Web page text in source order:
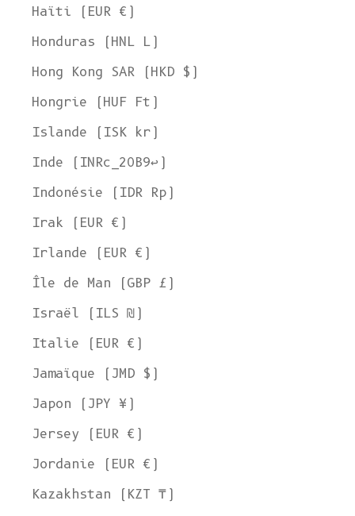
Haïti (EUR €)
Honduras (HNL L)
Hong Kong SAR (HKD $)
Hongrie (HUF Ft)
Islande (ISK kr)
Inde (INRc_20B9↩)
Indonésie (IDR Rp)
Irak (EUR €)
Irlande (EUR €)
Île de Man (GBP £)
Israël (ILS ₪)
Italie (EUR €)
Jamaïque (JMD $)
Japon (JPY ¥)
Jersey (EUR €)
Jordanie (EUR €)
Kazakhstan (KZT ₸)